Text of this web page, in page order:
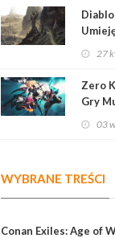
27
Zero
Gry
03
WYBRANE TREŚCI
Conan Exiles: Age of